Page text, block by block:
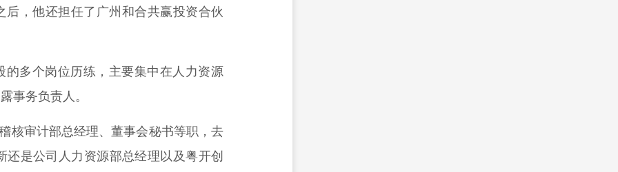
，他还担任了广州和合共赢投资合伙
多个岗位历练，主要集中在人力资源
事务负责人。
核审计部总经理、董事会秘书等职，去
是公司人力资源部总经理以及粤开创